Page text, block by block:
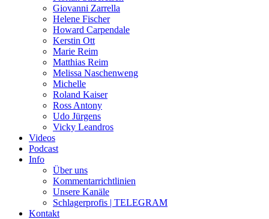
Giovanni Zarrella
Helene Fischer
Howard Carpendale
Kerstin Ott
Marie Reim
Matthias Reim
Melissa Naschenweng
Michelle
Roland Kaiser
Ross Antony
Udo Jürgens
Vicky Leandros
Videos
Podcast
Info
Über uns
Kommentarrichtlinien
Unsere Kanäle
Schlagerprofis | TELEGRAM
Kontakt